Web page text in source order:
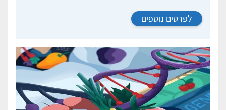
לפרטים נוספים